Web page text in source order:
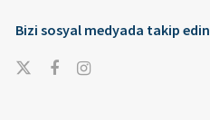
Bizi sosyal medyada takip edin